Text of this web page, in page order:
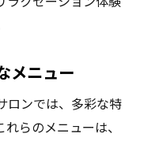
メニュー
ロンでは、多彩な特
らのメニューは、